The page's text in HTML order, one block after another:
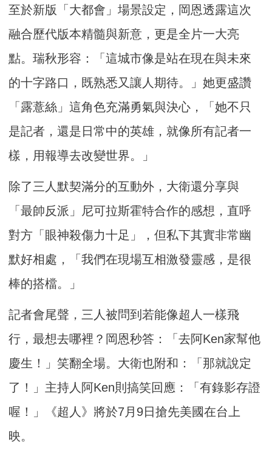
至於新版「大都會」場景設定，岡恩透露這次
融合歷代版本精髓與新意，更是全片一大亮
點。瑞秋形容：「這城市像是站在現在與未來
的十字路口，既熟悉又讓人期待。」她更盛讚
「露薏絲」這角色充滿勇氣與決心，「她不只
是記者，還是日常中的英雄，就像所有記者一
樣，用報導去改變世界。」
除了三人默契滿分的互動外，大衛還分享與
「最帥反派」尼可拉斯霍特合作的感想，直呼
對方「眼神殺傷力十足」，但私下其實非常幽
默好相處，「我們在現場互相激發靈感，是很
棒的搭檔。」
記者會尾聲，三人被問到若能像超人一樣飛
行，最想去哪裡？岡恩秒答：「去阿Ken家幫他
慶生！」笑翻全場。大衛也附和：「那就說定
了！」主持人阿Ken則搞笑回應：「有錄影存證
喔！」《超人》將於7月9日搶先美國在台上
映。